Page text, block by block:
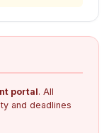
portal. All
and deadlines